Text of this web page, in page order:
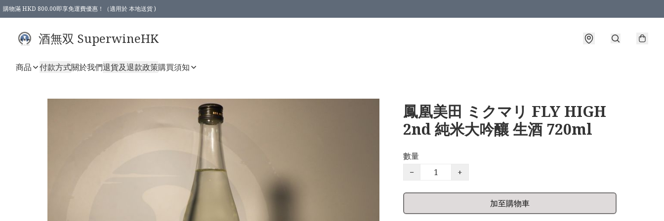
購物滿 HKD 800.00即享免運費優惠！（適用於 本地送貨 )
酒無双 SuperwineHK
商品 付款方式關於我們退貨及退款政策購買須知
鳳凰美田 ミクマリ FLY HIGH
2nd 純米大吟釀 生酒 720ml
數量
−
+
加至購物車